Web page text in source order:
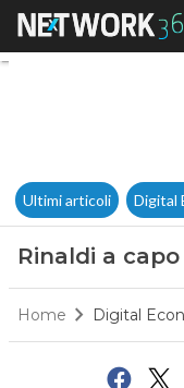
Ultimi articoli Digital
Rinaldi a
Home Digital